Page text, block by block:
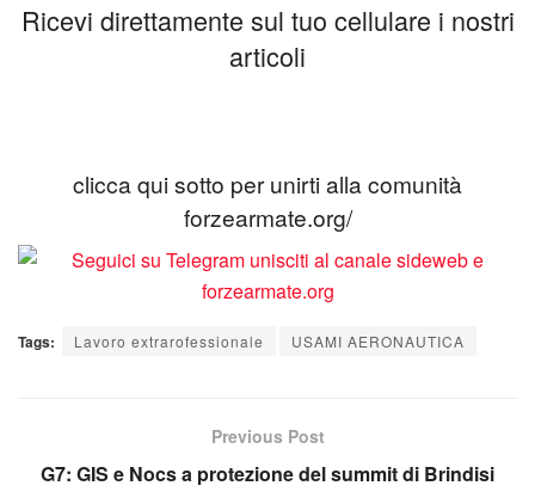
Ricevi direttamente sul tuo cellulare i nostri
articoli
clicca qui sotto per unirti alla comunità
forzearmate.org/
Tags: Lavoro extrarofessionale USAMI AERONAUTICA
Previous Post
G7: GIS e Nocs a protezione del summit di Brindisi